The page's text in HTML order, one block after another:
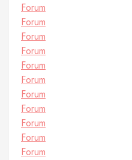
Forum
Forum
Forum
Forum
Forum
Forum
Forum
Forum
Forum
Forum
Forum